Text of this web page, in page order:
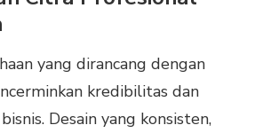
yang dirancang dengan
kredibilitas dan
Desain yang konsisten,